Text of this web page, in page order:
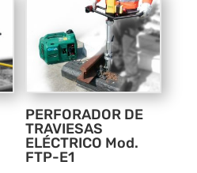
PERFORADOR DE
TRAVIESAS
ELÉCTRICO Mod.
FTP-E1